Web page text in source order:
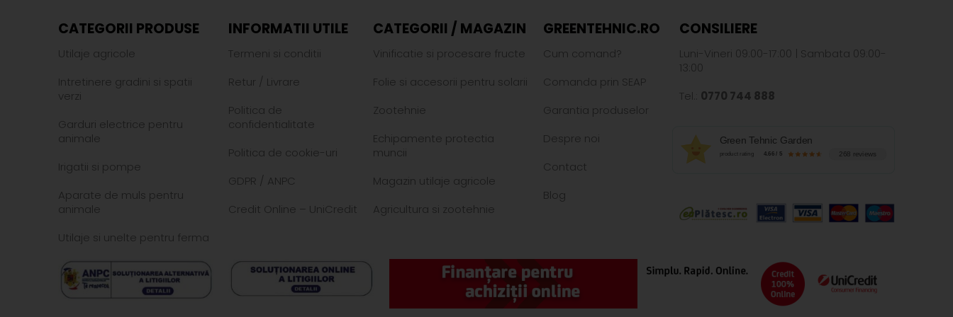
CATEGORII PRODUSE
Utilaje agricole
Intretinere gradini si spatii
verzi
Garduri electrice pentru
animale
Irigatii si pompe
Aparate de muls pentru
animale
Utilaje si unelte pentru ferma
INFORMATII UTILE
Termeni si conditii
Retur / Livrare
Politica de
confidentialitate
Politica de cookie-uri
GDPR / ANPC
Credit Online – UniCredit
CATEGORII / MAGAZIN
Vinificatie si procesare fructe
Folie si accesorii pentru solarii
Zootehnie
Echipamente protectia
muncii
Magazin utilaje agricole
Agricultura si zootehnie
GREENTEHNIC.RO
Cum comand?
Comanda prin SEAP
Garantia produselor
Despre noi
Contact
Blog
CONSILIERE
Luni-Vineri 09:00-17:00 | Sambata 09:00-
13:00
Tel.: 0770 744 888
Green Tehnic Garden
product rating 4.66 / 5 268 reviews